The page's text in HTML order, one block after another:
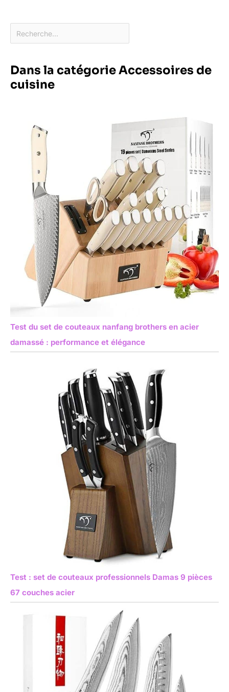
Dans la catégorie Accessoires de
cuisine
Test du set de couteaux nanfang brothers en acier
damassé : performance et élégance
Test : set de couteaux professionnels Damas 9 pièces
67 couches acier